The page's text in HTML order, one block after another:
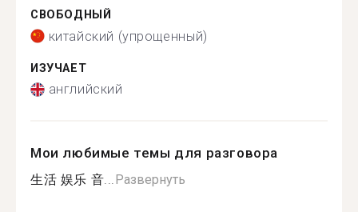
СВОБОДНЫЙ
китайский (упрощенный)
ИЗУЧАЕТ
английский
Мои любимые темы для разговора
生活 娱乐 音...Развернуть